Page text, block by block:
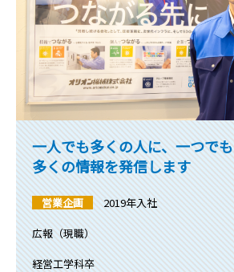
一人でも多くの人に、一つでも
多くの情報を発信します
営業企画
2019年入社
広報（現職）
経営工学科卒